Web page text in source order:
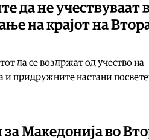
да не учествуваат
на крајот на
да се воздржат од учество на
и придружните настани
Македонија во